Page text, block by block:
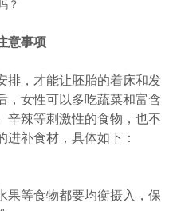
意事项
排，才能让胚胎的着床和发
，女性可以多吃蔬菜和富含
辛辣等刺激性的食物，也不
补食材，具体如下：
果等食物都要均衡摄入，保